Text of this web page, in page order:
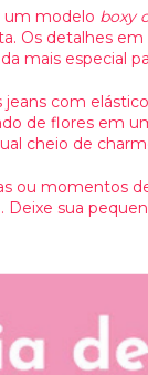
um modelo boxy
Os detalhes
mais especial
jeans com
de flores em
cheio de
ou momentos
Deixe sua